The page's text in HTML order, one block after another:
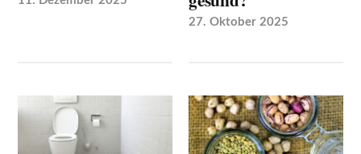
27. Oktober 2025